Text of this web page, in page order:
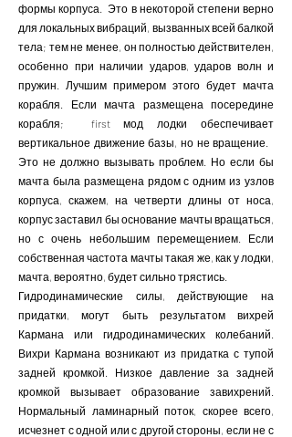
формы корпуса. Это в некоторой степени верно
для локальных вибраций, вызванных всей балкой
тела; тем не менее, он полностью действителен,
особенно при наличии ударов, ударов волн и
пружин. Лучшим примером этого будет мачта
корабля. Если мачта размещена посередине
корабля; first мод лодки обеспечивает
вертикальное движение базы, но не вращение.
Это не должно вызывать проблем. Но если бы
мачта была размещена рядом с одним из узлов
корпуса, скажем, на четверти длины от носа,
корпус заставил бы основание мачты вращаться,
но с очень небольшим перемещением. Если
собственная частота мачты такая же, как у лодки,
мачта, вероятно, будет сильно трястись.
Гидродинамические силы, действующие на
придатки, могут быть результатом вихрей
Кармана или гидродинамических колебаний.
Вихри Кармана возникают из придатка с тупой
задней кромкой. Низкое давление за задней
кромкой вызывает образование завихрений.
Нормальный ламинарный поток, скорее всего,
исчезнет с одной или с другой стороны, если не с